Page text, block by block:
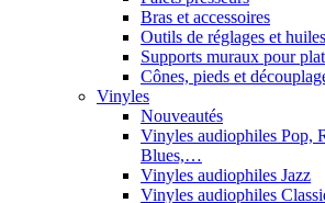
Bras et accessoires
Outils de réglages et huiles
Supports muraux pour
Cônes, pieds et
Vinyles
Nouveautés
Vinyles audiophiles Pop,
Blues,…
Vinyles audiophiles Jazz
Vinyles audiophiles